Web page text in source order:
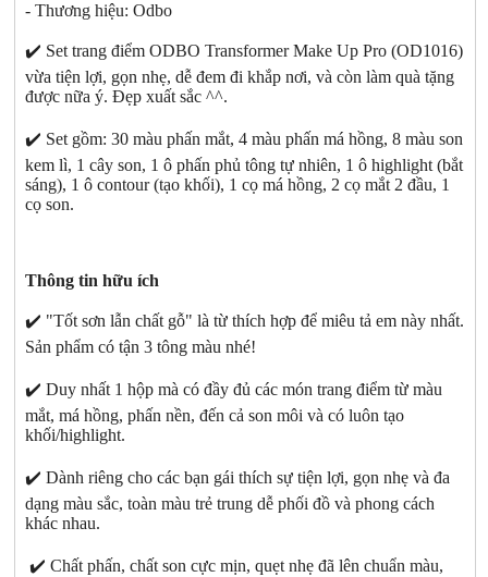
- Thương hiệu: Odbo
✔️ Set trang điểm ODBO Transformer Make Up Pro (OD1016)
vừa tiện lợi, gọn nhẹ, dễ đem đi khắp nơi, và còn làm quà tặng
được nữa ý. Đẹp xuất sắc ^^.
✔️ Set gồm: 30 màu phấn mắt, 4 màu phấn má hồng, 8 màu son
kem lì, 1 cây son, 1 ô phấn phủ tông tự nhiên, 1 ô highlight (bắt
sáng), 1 ô contour (tạo khối), 1 cọ má hồng, 2 cọ mắt 2 đầu, 1
cọ son.
Thông tin hữu ích
✔️ "Tốt sơn lẫn chất gỗ" là từ thích hợp để miêu tả em này nhất.
Sản phẩm có tận 3 tông màu nhé!
✔️ Duy nhất 1 hộp mà có đầy đủ các món trang điểm từ màu
mắt, má hồng, phấn nền, đến cả son môi và có luôn tạo
khối/highlight.
✔️ Dành riêng cho các bạn gái thích sự tiện lợi, gọn nhẹ và đa
dạng màu sắc, toàn màu trẻ trung dễ phối đồ và phong cách
khác nhau.
✔️ Chất phấn, chất son cực mịn, quẹt nhẹ đã lên chuẩn màu,